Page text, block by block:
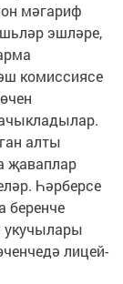
мәгариф
эшләре,
комиссиясе
алты
җаваплар
Һәрберсе
беренче
укучылары
лицей-